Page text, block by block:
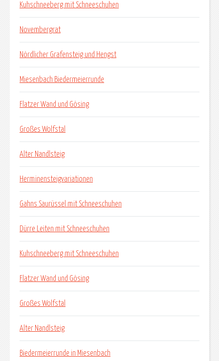
Kuhschneeberg mit Schneeschuhen
Novembergrat
Nördlicher Grafensteig und Hengst
Miesenbach Biedermeierrunde
Flatzer Wand und Gösing
Großes Wolfstal
Alter Nandlsteig
Herminensteigvariationen
Gahns Saurüssel mit Schneeschuhen
Dürre Leiten mit Schneeschuhen
Kuhschneeberg mit Schneeschuhen
Flatzer Wand und Gösing
Großes Wolfstal
Alter Nandlsteig
Biedermeierrunde in Miesenbach